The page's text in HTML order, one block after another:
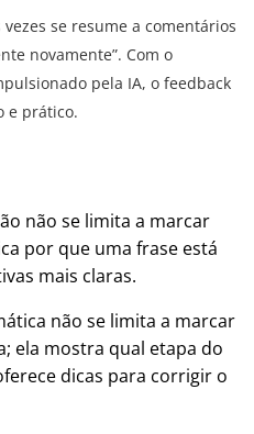
se resume a comentários
novamente”. Com o
pela IA, o feedback
e prático.
não se limita a marcar
por que uma frase está
mais claras.
não se limita a marcar
ela mostra qual etapa do
dicas para corrigir o